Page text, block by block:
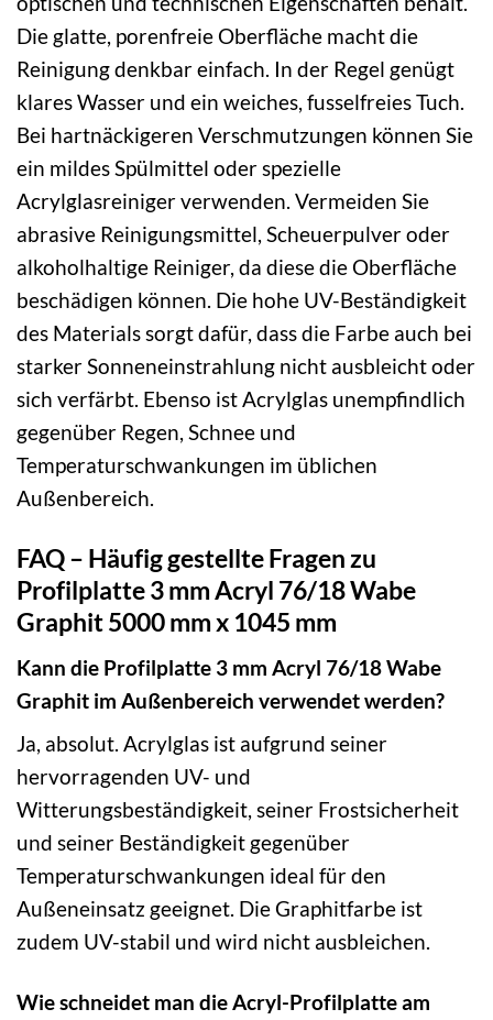
Die glatte, porenfreie Oberfläche macht die
Reinigung denkbar einfach. In der Regel genügt
klares Wasser und ein weiches, fusselfreies Tuch.
Bei hartnäckigeren Verschmutzungen können Sie
ein mildes Spülmittel oder spezielle
Acrylglasreiniger verwenden. Vermeiden Sie
abrasive Reinigungsmittel, Scheuerpulver oder
alkoholhaltige Reiniger, da diese die Oberfläche
beschädigen können. Die hohe UV-Beständigkeit
des Materials sorgt dafür, dass die Farbe auch bei
starker Sonneneinstrahlung nicht ausbleicht oder
sich verfärbt. Ebenso ist Acrylglas unempfindlich
gegenüber Regen, Schnee und
Temperaturschwankungen im üblichen
Außenbereich.
FAQ – Häufig gestellte Fragen zu
Profilplatte 3 mm Acryl 76/18 Wabe
Graphit 5000 mm x 1045 mm
Kann die Profilplatte 3 mm Acryl 76/18 Wabe
Graphit im Außenbereich verwendet werden?
Ja, absolut. Acrylglas ist aufgrund seiner
hervorragenden UV- und
Witterungsbeständigkeit, seiner Frostsicherheit
und seiner Beständigkeit gegenüber
Temperaturschwankungen ideal für den
Außeneinsatz geeignet. Die Graphitfarbe ist
zudem UV-stabil und wird nicht ausbleichen.
Wie schneidet man die Acryl-Profilplatte am